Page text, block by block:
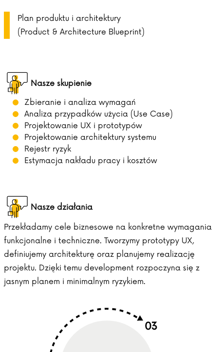
Plan produktu i architektury
(Product & Architecture Blueprint)
Nasze skupienie
Zbieranie i analiza wymagań
Analiza przypadków użycia (Use Case)
Projektowanie UX i prototypów
Projektowanie architektury systemu
Rejestr ryzyk
Estymacja nakładu pracy i kosztów
Nasze działania
Przekładamy cele biznesowe na konkretne wymagania
funkcjonalne i techniczne. Tworzymy prototypy UX,
definiujemy architekturę oraz planujemy realizację
projektu. Dzięki temu development rozpoczyna się z
jasnym planem i minimalnym ryzykiem.